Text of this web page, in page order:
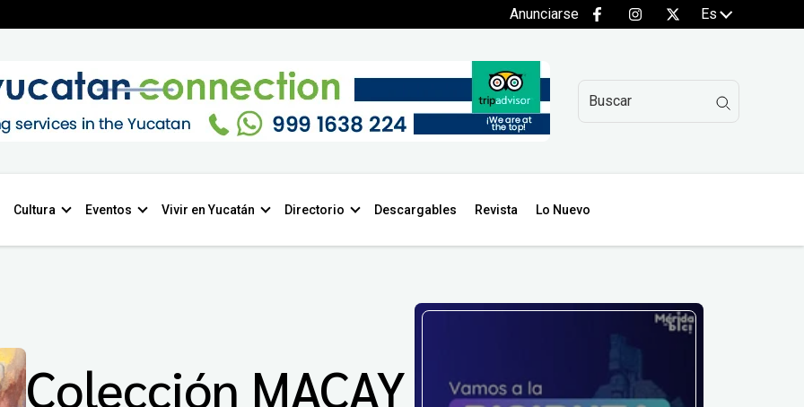
Anunciarse Es
Cultura Eventos Vivir en Yucatán Directorio Descargables Revista Lo Nuevo
Colección MACAY